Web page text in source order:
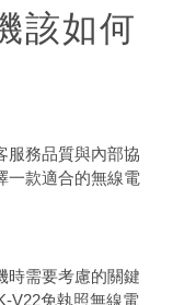
該如何
服務品質與內部協
一款適合的無線電
時需要考慮的關鍵
V22免執照無線電